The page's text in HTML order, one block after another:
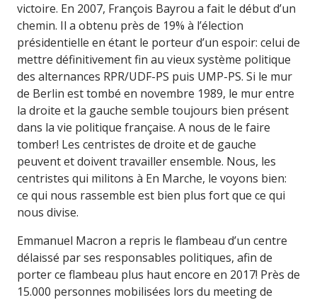
victoire. En 2007, François Bayrou a fait le début d’un
chemin. Il a obtenu près de 19% à l’élection
présidentielle en étant le porteur d’un espoir: celui de
mettre définitivement fin au vieux système politique
des alternances RPR/UDF-PS puis UMP-PS. Si le mur
de Berlin est tombé en novembre 1989, le mur entre
la droite et la gauche semble toujours bien présent
dans la vie politique française. A nous de le faire
tomber! Les centristes de droite et de gauche
peuvent et doivent travailler ensemble. Nous, les
centristes qui militons à En Marche, le voyons bien:
ce qui nous rassemble est bien plus fort que ce qui
nous divise.
Emmanuel Macron a repris le flambeau d’un centre
délaissé par ses responsables politiques, afin de
porter ce flambeau plus haut encore en 2017! Près de
15.000 personnes mobilisées lors du meeting de